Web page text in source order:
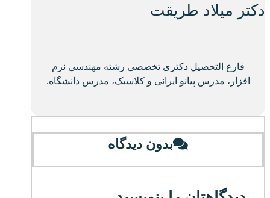
دکتر میلاد طریقت
فارغ التحصیل دکتری تخصصی رشته مهندسی نرم
افزار، مدرس پیانو ایرانی و کلاسیک، مدرس دانشگاه.
بدون دیدگاه